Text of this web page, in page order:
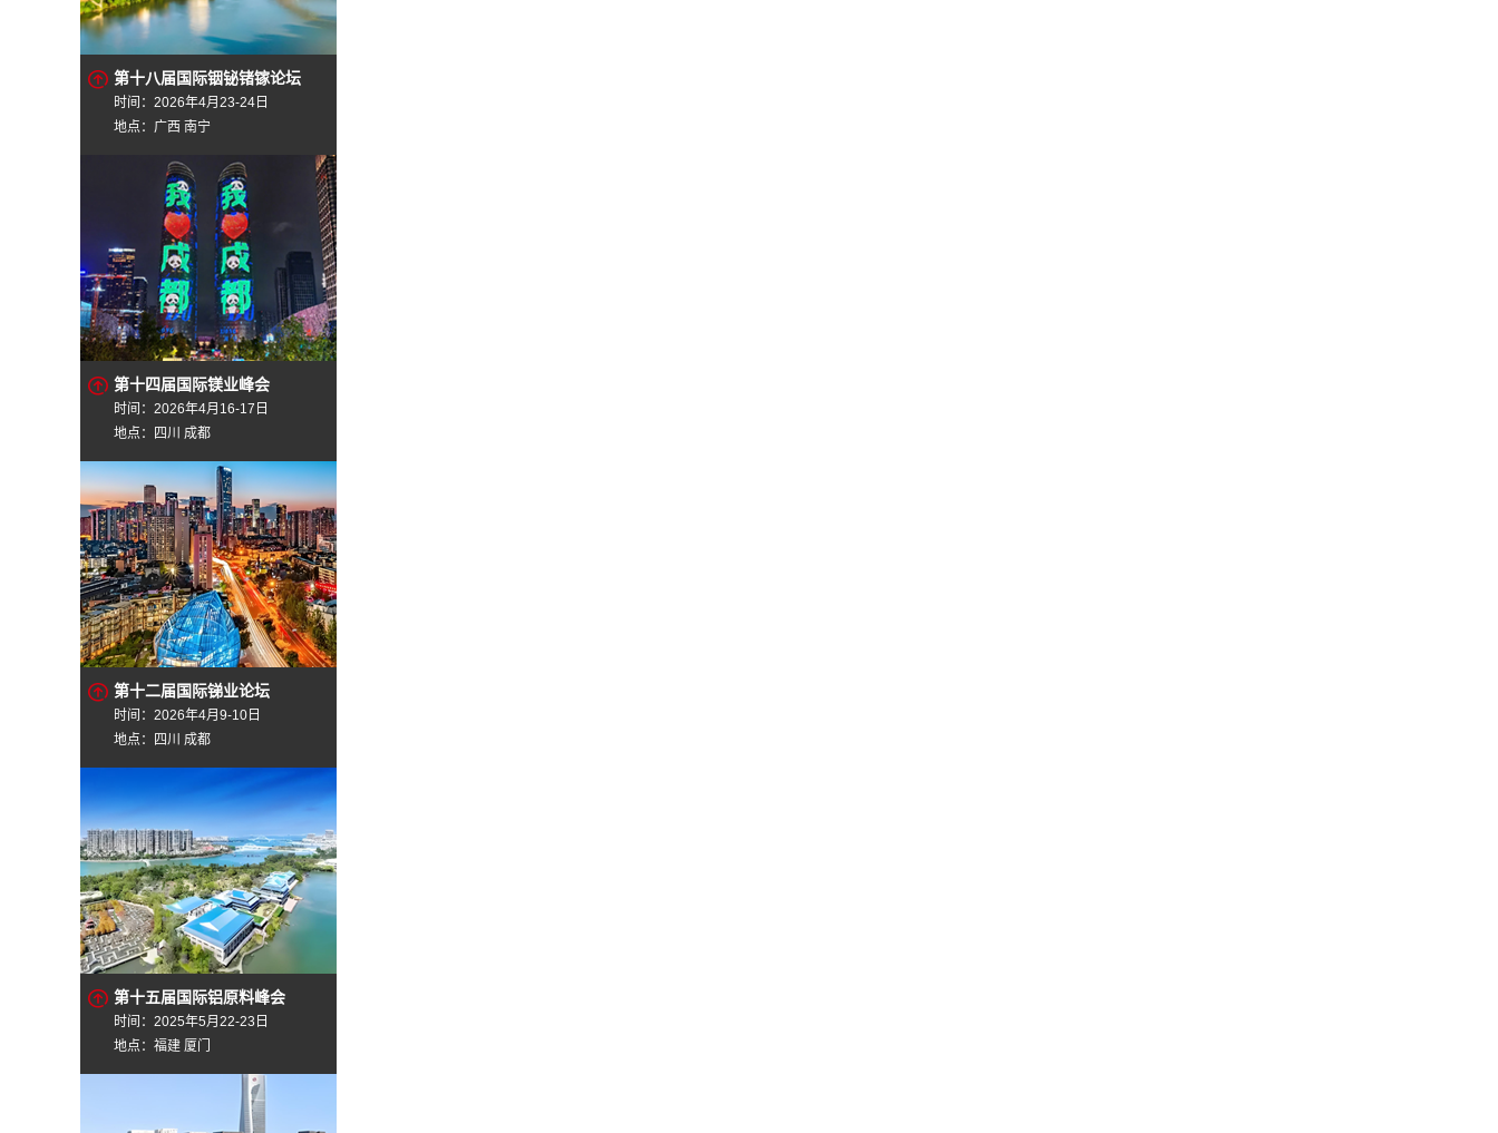
第十八届国际铟铋锗镓论坛
时间：2026年4月23-24日
地点：广西 南宁
第十四届国际镁业峰会
时间：2026年4月16-17日
地点：四川 成都
第十二届国际锑业论坛
时间：2026年4月9-10日
地点：四川 成都
第十五届国际铝原料峰会
时间：2025年5月22-23日
地点：福建 厦门